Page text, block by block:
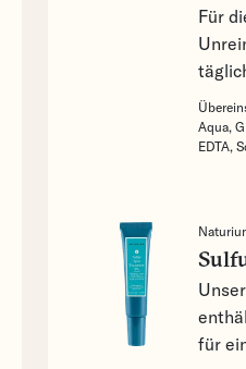
Für
Aqua,
EDTA,
für